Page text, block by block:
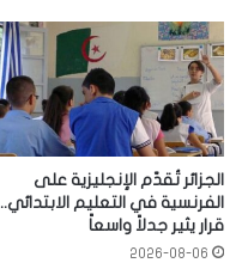
الجزائر تُقدّم الإنجليزية على
الفرنسية في التعليم الابتدائي..
قرار يثير جدلاً واسعاً
2026-08-06